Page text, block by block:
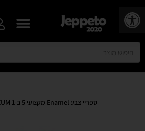
פתח סרגל נגישות
ספריי צבע Enamel מקצועי 5 ב-1 RUST-OLEUM